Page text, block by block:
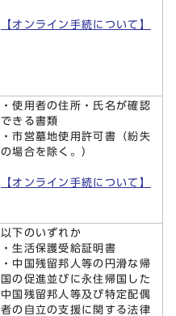
【オンライン手続について】
・使用者の住所・氏名が確認
できる書類
・市営墓地使用許可書（紛失
の場合を除く。）
【オンライン手続について】
以下のいずれか
・生活保護受給証明書
・中国残留邦人等の円滑な帰
国の促進並びに永住帰国した
中国残留邦人等及び特定配偶
者の自立の支援に関する法律